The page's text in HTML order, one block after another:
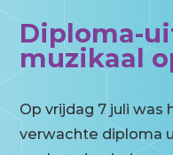
Diploma-
muzikaal
Op vrijdag 7 juli was
verwachte diploma